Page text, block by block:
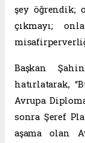
şey öğrendik;
çıkmayı;
Başkan
hatırlatarak,
Avrupa
sonra Şeref
aşama olan